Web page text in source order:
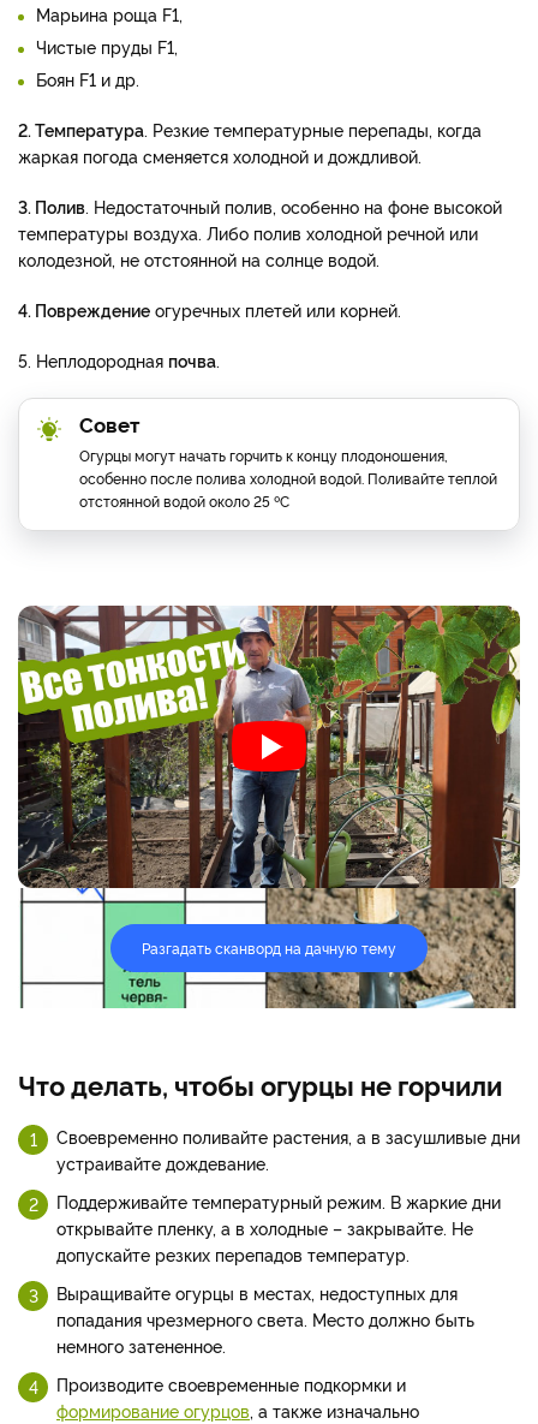
Марьина роща F1,
Чистые пруды F1,
Боян F1 и др.
2. Температура . Резкие температурные перепады, когда
жаркая погода сменяется холодной и дождливой.
3. Полив . Недостаточный полив, особенно на фоне высокой
температуры воздуха. Либо полив холодной речной или
колодезной, не отстоянной на солнце водой.
4. Повреждение огуречных плетей или корней.
5. Неплодородная почва
Совет
Огурцы могут начать горчить к концу плодоношения,
особенно после полива холодной водой. Поливайте теплой
отстоянной водой около 25 ºC
Разгадать сканворд на дачную тему
Что делать, чтобы огурцы не горчили
Своевременно поливайте растения, а в засушливые дни
устраивайте дождевание.
Поддерживайте температурный режим. В жаркие дни
открывайте пленку, а в холодные – закрывайте. Не
допускайте резких перепадов температур.
Выращивайте огурцы в местах, недоступных для
попадания чрезмерного света. Место должно быть
немного затененное.
Производите своевременные подкормки и
формирование огурцов , а также изначально